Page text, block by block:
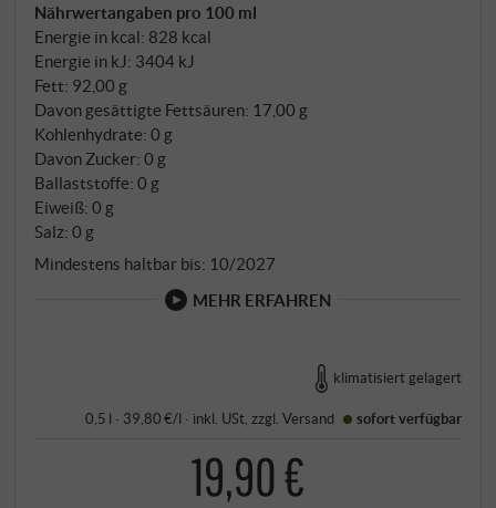
Nährwertangaben pro 100 ml
Energie in kcal: 828 kcal
Energie in kJ: 3404 kJ
Fett: 92,00 g
Davon gesättigte Fettsäuren: 17,00 g
Kohlenhydrate: 0 g
Davon Zucker: 0 g
Ballaststoffe: 0 g
Eiweiß: 0 g
Salz: 0 g
Mindestens haltbar bis: 10/2027
MEHR ERFAHREN
klimatisiert gelagert
0,5 l · 39,80 €/l · inkl. USt , zzgl.Versand sofort verfügbar
19,90 €